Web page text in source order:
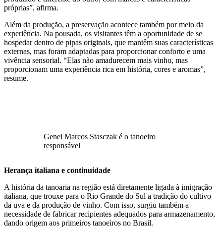
próprias”, afirma.
Além da produção, a preservação acontece também por meio da
experiência. Na pousada, os visitantes têm a oportunidade de se
hospedar dentro de pipas originais, que mantêm suas características
externas, mas foram adaptadas para proporcionar conforto e uma
vivência sensorial. “Elas não amadurecem mais vinho, mas
proporcionam uma experiência rica em história, cores e aromas”,
resume.
Genei Marcos Stasczak é o tanoeiro
responsável
Herança italiana e continuidade
A história da tanoaria na região está diretamente ligada à imigração
italiana, que trouxe para o Rio Grande do Sul a tradição do cultivo
da uva e da produção de vinho. Com isso, surgiu também a
necessidade de fabricar recipientes adequados para armazenamento,
dando origem aos primeiros tanoeiros no Brasil.